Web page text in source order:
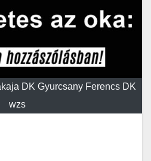
DK Gyurcsany Ferencs DK
wzs